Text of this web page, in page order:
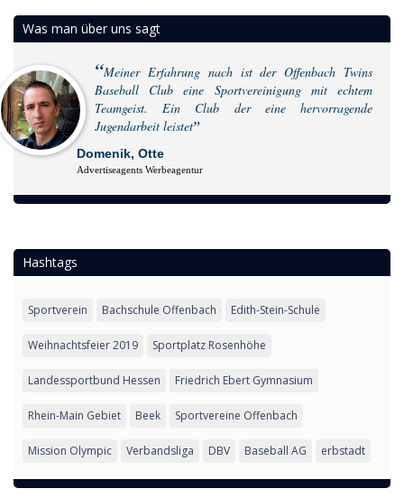
Was man über uns sagt
Meiner Erfahrung nach ist der Offenbach Twins
Baseball Club eine Sportvereinigung mit echtem
Teamgeist. Ein Club der eine hervorragende
Jugendarbeit leistet
Domenik, Otte
Advertiseagents Werbeagentur
Hashtags
Sportverein Bachschule Offenbach Edith-Stein-Schule
Weihnachtsfeier 2019 Sportplatz Rosenhöhe
Landessportbund Hessen Friedrich Ebert Gymnasium
Rhein-Main Gebiet Beek Sportvereine Offenbach
Mission Olympic Verbandsliga DBV Baseball AG erbstadt